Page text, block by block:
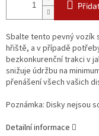
Sbalte tento pevný vozík
hřiště, a v případě
bezkonkurenční trakci v
snižuje údržbu na
přenášení všech vašich
Poznámka: Disky nejsou
Detailní informace